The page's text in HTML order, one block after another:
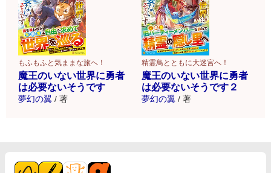
もふもふと気ままな旅へ！
魔王のいない世界に勇者
は必要ないそうです
夢幻の翼 / 著
精霊鳥とともに大迷宮へ！
魔王のいない世界に勇者
は必要ないそうです２
夢幻の翼 / 著